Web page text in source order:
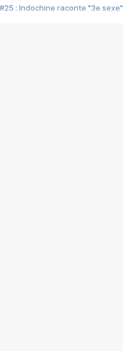
#25 : Indochine raconte "3e sexe"